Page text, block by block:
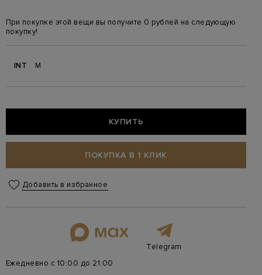
При покупке этой вещи вы получите 0 рублей на следующую
покупку!
INT M
КУПИТЬ
ПОКУПКА В 1 КЛИК
Добавить в избранное
Telegram
Ежедневно с 10:00 до 21:00